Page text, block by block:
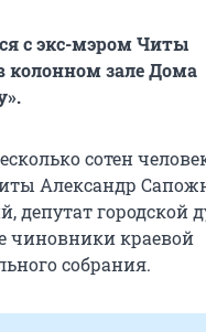
с экс-мэром Читы
зале Дома
сотен
Александр
депутат городской
чиновники краевой
собрания.